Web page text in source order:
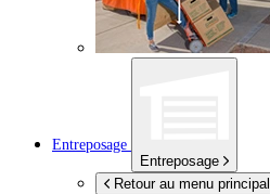
Entreposage
Entreposage
Retour au menu principal